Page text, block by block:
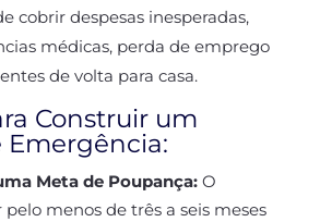
cobrir despesas inesperadas,
médicas, perda de emprego
de volta para casa.
Construir um
Emergência:
Meta de Poupança:O
menos de três a seis meses